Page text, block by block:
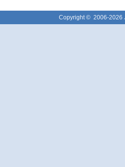
Copyright © 2006-2026